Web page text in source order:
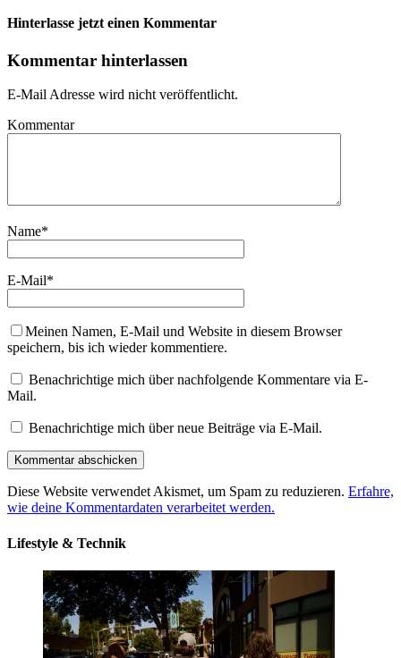
Hinterlasse jetzt einen Kommentar
Kommentar hinterlassen
E-Mail Adresse wird nicht veröffentlicht.
Kommentar
Name*
E-Mail*
Meinen Namen, E-Mail und Website in diesem Browser
speichern, bis ich wieder kommentiere.
Benachrichtige mich über nachfolgende Kommentare via E-
Mail.
Benachrichtige mich über neue Beiträge via E-Mail.
Diese Website verwendet Akismet, um Spam zu reduzieren. Erfahre,
wie deine Kommentardaten verarbeitet werden.
Lifestyle & Technik